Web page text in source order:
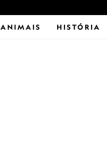
ANIMAIS HISTÓRIA